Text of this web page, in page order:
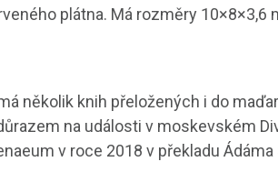
plátna. Má rozměry 10×8×3,6
několik knih přeložených i do
na události v moskevském
v roce 2018 v překladu Ádáma